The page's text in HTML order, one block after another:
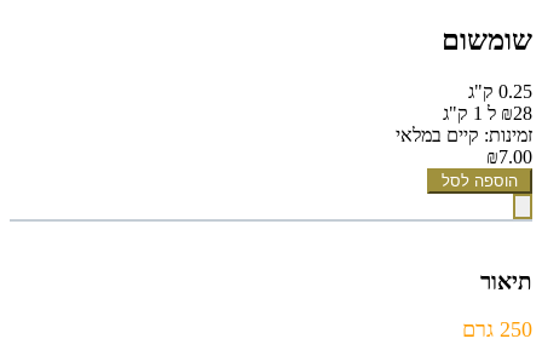
שומשום
0.25 ק"ג
₪28 ל 1 ק"ג
זמינות: קיים במלאי
₪7.00
הוספה לסל
תיאור
250 גרם